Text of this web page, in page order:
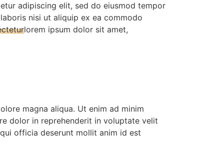
adipiscing elit, sed do eiusmod tempor
nisi ut aliquip ex ea commodo
lorem ipsum dolor sit amet,
magna aliqua. Ut enim ad minim
dolor in reprehenderit in voluptate velit
officia deserunt mollit anim id est